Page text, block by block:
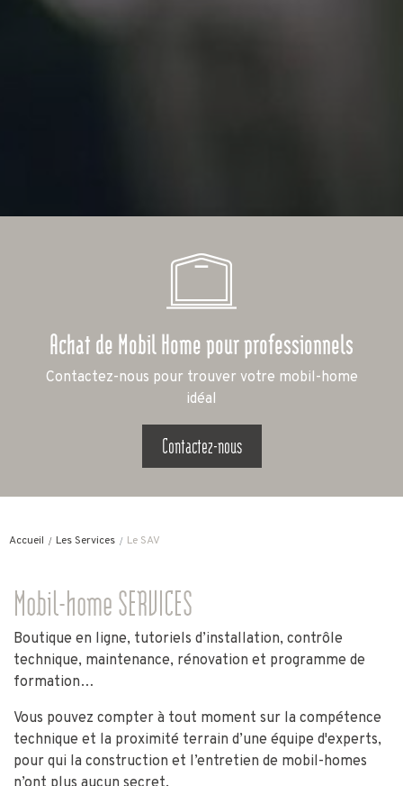
Achat de Mobil Home pour professionnels
Contactez-nous pour trouver votre mobil-home
idéal
Contactez-nous
Accueil Les Services Le SAV
Mobil-home SERVICES
Boutique en ligne, tutoriels d’installation, contrôle
technique, maintenance, rénovation et programme de
formation…
Vous pouvez compter à tout moment sur la compétence
technique et la proximité terrain d’une équipe d'experts,
pour qui la construction et l’entretien de mobil-homes